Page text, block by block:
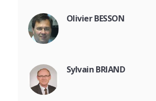
Olivier BESSON
Sylvain BRIAND